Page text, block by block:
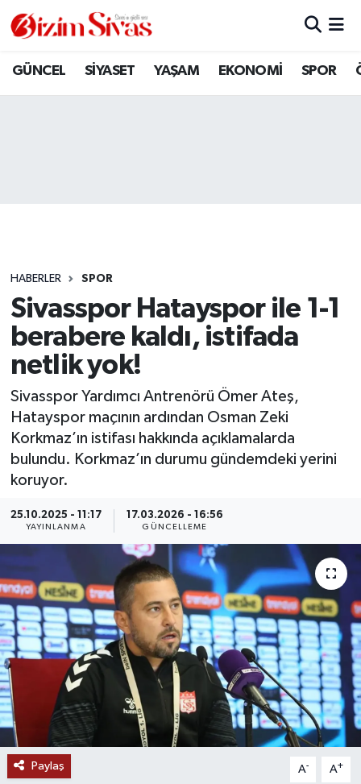
GÜNCEL SİYASET YAŞAM EKONOMİ SPOR
HABERLER SPOR
Sivasspor Hatayspor ile 1-1
berabere kaldı, istifada
netlik yok!
Sivasspor Yardımcı Antrenörü Ömer Ateş,
Hatayspor maçının ardından Osman Zeki
Korkmaz’ın istifası hakkında açıklamalarda
bulundu. Korkmaz’ın durumu gündemdeki yerini
koruyor.
25.10.2025 - 11:17
YAYINLANMA
17.03.2026 - 16:56
GÜNCELLEME
Paylaş A- A+
ARAMIZDAN AYRILANLAR
GÜNCEL
KÜLTÜR
MAGAZİN
ÖZEL HABER
SAĞLIK
SOSYAL YARDIMLAR
SPONSORLU YAZI
SPOR
TEKNOLOJİ
YAŞAM
Sivas Nöbetçi Eczaneler
Son Dakika Haberleri
Haber Arşivi